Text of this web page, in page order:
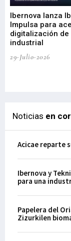
Ibernova lanza
Impulsa para
digitalización de
industrial
29-Julio-2026
Noticias en
Acicae reparte
Ibernova y
para una
Papelera del
Zizurkilen